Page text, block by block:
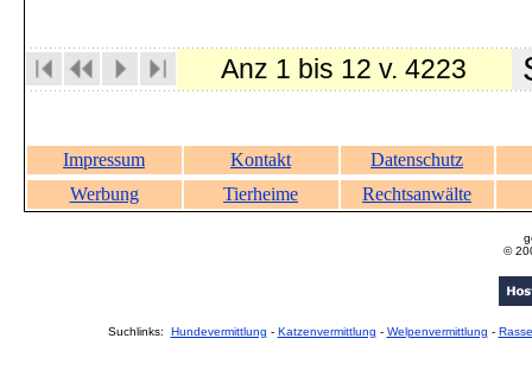
Anz 1 bis 12 v. 4223
Impressum Kontakt
Datenschutz
Werbung
Tierheime Rechtsanwälte
©
Suchlinks: Hundevermittlung - Katzenvermittlung - Welpenvermittlung -